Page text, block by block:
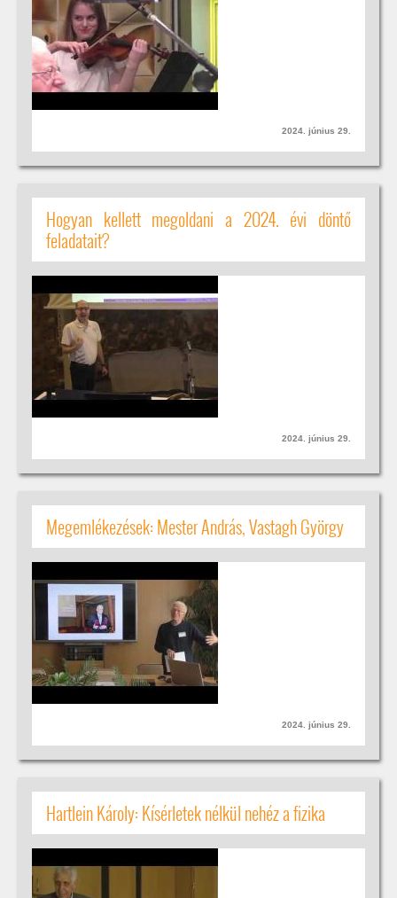
2024. június 29.
Hogyan kellett megoldani a 2024. évi döntő
feladatait?
2024. június 29.
Megemlékezések: Mester András, Vastagh György
2024. június 29.
Hartlein Károly: Kísérletek nélkül nehéz a fizika